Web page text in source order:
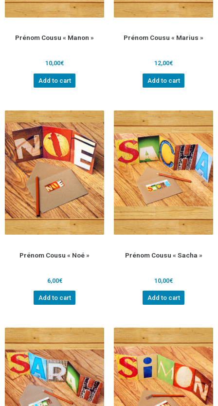
Prénom Cousu « Manon »
10,00€
Add to cart
Prénom Cousu « Marius »
12,00€
Add to cart
Prénom Cousu « Noé »
6,00€
Add to cart
Prénom Cousu « Sacha »
10,00€
Add to cart